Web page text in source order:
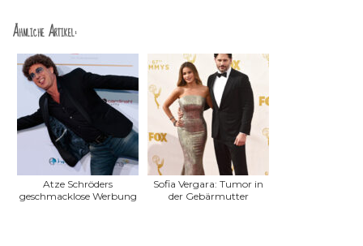
Ähnliche Artikel:
Atze Schröders
geschmacklose Werbung
Sofia Vergara: Tumor in
der Gebärmutter